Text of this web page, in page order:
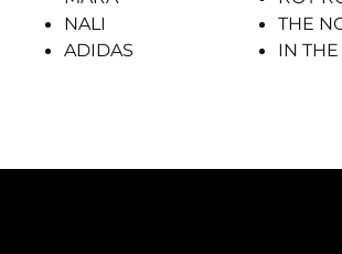
NALI
ADIDAS
THE
IN